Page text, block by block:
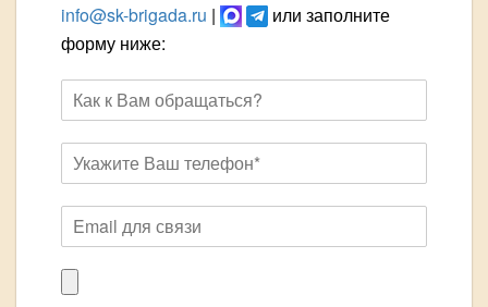
info@sk-brigada.ru |
или заполните
форму ниже: